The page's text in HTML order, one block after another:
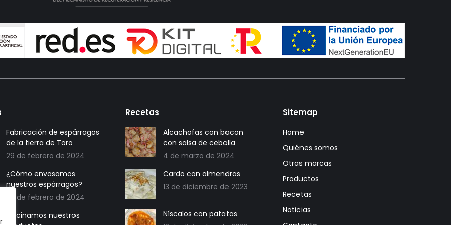
Fabricación de espárragos
de la tierra de Toro
29 de febrero de 2024
¿Cómo envasamos
nuestros espárragos?
28 de febrero de 2024
Cocinamos nuestros
Recetas
Alcachofas con bacon
con salsa de cebolla
4 de marzo de 2024
Cardo con almendras
13 de diciembre de 2023
Níscalos con patatas
Sitemap
Home
Quiénes somos
Otras marcas
Productos
Recetas
Noticias